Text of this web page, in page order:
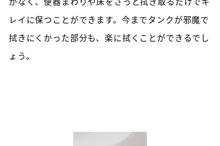
レイに保つことができます。今までタンクが邪魔で
拭きにくかった部分も、楽に拭くことができるでし
ょう。